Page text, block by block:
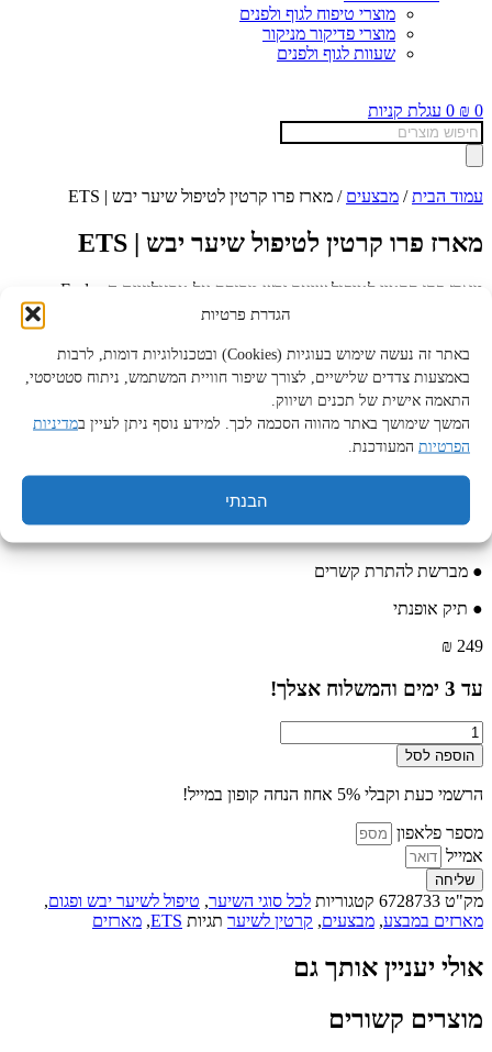
הגדרת פרטיות
באתר זה נעשה שימוש בעוגיות (Cookies) ובטכנולוגיות דומות, לרבות
באמצעות צדדים שלישיים, לצורך שיפור חוויית המשתמש, ניתוח סטטיסטי,
התאמה אישית של תכנים ושיווק.
המשך שימושך באתר מהווה הסכמה לכך. למידע נוסף ניתן לעיין במדיניות
הפרטיות המעודכנת.
הבנתי
מוצרי טיפוח לגוף ולפנים
מוצרי פדיקור מניקור
שעוות לגוף ולפנים
₪ 0
0 עגלת קניות
Products
search
עמוד הבית/ מבצעים / מארז פרו קרטין לטיפול שיער יבש | ETS
מארז פרו קרטין לטיפול שיער יבש | ETS
מארז פרו קרטין לטיפול שיער יבש מבוסס על טכנולוגיית ה- Endo
מועשר בקרטין, שמן ארגן ווטמין E
מעניק שיקום אינטנסיבי לשיער רך, ומלא ברק.
הערכה מכילה :
● שמפו 500 מ"ל
● מברשת להתרת קשרים
● תיק אופנתי
₪ 249
עד 3 ימים והמשלוח אצלך!
כמות
של
מארז
פרו
לטיפול
שיער
יבש
|
ETS
הוספה לסל
הרשמי כעת וקבלי 5% אחוז הנחה קופון במייל!
מספר פלאפון
אמייל
שליחה
מק"ט 6728733 קטגוריות לכל סוגי השיער, טיפול לשיער יבש ופגום,
מארזים במבצע, מבצעים, קרטין לשיער תגיות ETS
, מארזים
אולי יעניין אותך גם
מוצרים קשורים